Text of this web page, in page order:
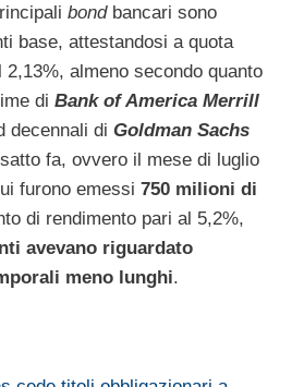
bondbancari sono
base, attestandosi a quota
almeno secondo quanto
di Bank of America Merrill
decennali di Goldman Sachs
fa, ovvero il mese di luglio
furono emessi 750 milioni di
di rendimento pari al 5,2%,
avevano riguardato
meno lunghi.